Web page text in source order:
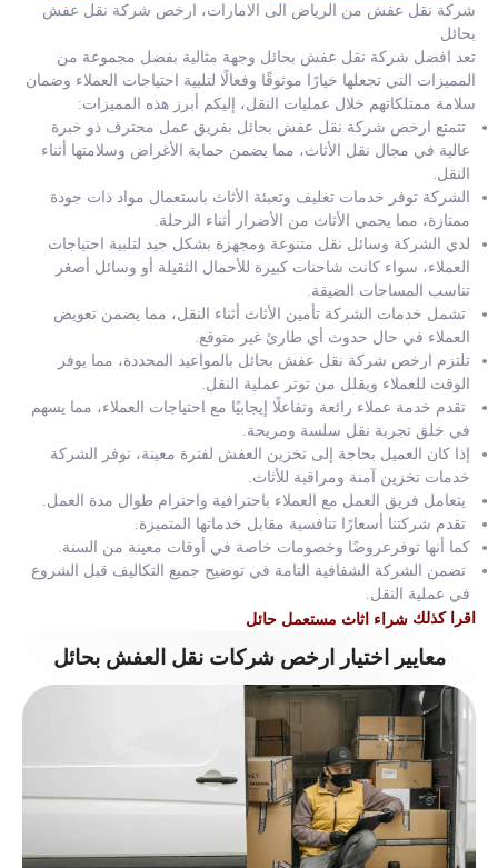
شركة نقل عفش من الرياض الى الامارات، ارخص شركة نقل عفش
بحائل
تعد افضل شركة نقل عفش بحائل وجهة مثالية بفضل مجموعة من
المميزات التي تجعلها خيارًا موثوقًا وفعالًا لتلبية احتياجات العملاء وضمان
سلامة ممتلكاتهم خلال عمليات النقل، إليكم أبرز هذه المميزات:
تتمتع ارخص شركة نقل عفش بحائل بفريق عمل محترف ذو خبرة
عالية في مجال نقل الأثاث، مما يضمن حماية الأغراض وسلامتها أثناء
النقل.
الشركة توفر خدمات تغليف وتعبئة الأثاث باستعمال مواد ذات جودة
ممتازة، مما يحمي الأثاث من الأضرار أثناء الرحلة.
لدي الشركة وسائل نقل متنوعة ومجهزة بشكل جيد لتلبية احتياجات
العملاء، سواء كانت شاحنات كبيرة للأحمال الثقيلة أو وسائل أصغر
تناسب المساحات الضيقة.
تشمل خدمات الشركة تأمين الأثاث أثناء النقل، مما يضمن تعويض
العملاء في حال حدوث أي طارئ غير متوقع.
تلتزم ارخص شركة نقل عفش بحائل بالمواعيد المحددة، مما يوفر
الوقت للعملاء ويقلل من توتر عملية النقل.
تقدم خدمة عملاء رائعة وتفاعلًا إيجابيًا مع احتياجات العملاء، مما يسهم
في خلق تجربة نقل سلسة ومريحة.
إذا كان العميل بحاجة إلى تخزين العفش لفترة معينة، توفر الشركة
خدمات تخزين آمنة ومراقبة للأثاث.
يتعامل فريق العمل مع العملاء باحترافية واحترام طوال مدة العمل.
تقدم شركتنا أسعارًا تنافسية مقابل خدماتها المتميزة.
كما أنها توفرعروضًا وخصومات خاصة في أوقات معينة من السنة.
تضمن الشركة الشفافية التامة في توضيح جميع التكاليف قبل الشروع
في عملية النقل.
اقرا كذلك شراء اثاث مستعمل حائل
معايير اختيار ارخص شركات نقل العفش بحائل